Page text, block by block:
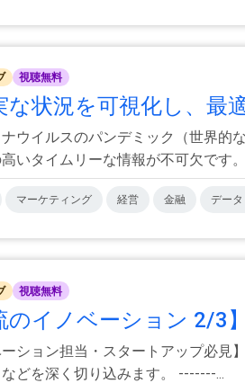
視聴無料
な状況を可視化し、最
ウイルスのパンデミック（世界的
いタイムリーな情報が不可欠です
マーケティング 経営 金融 デー
視聴無料
のイノベーション 2/3
ーション担当・スタートアップ必
どを深く切り込みます。 -------...